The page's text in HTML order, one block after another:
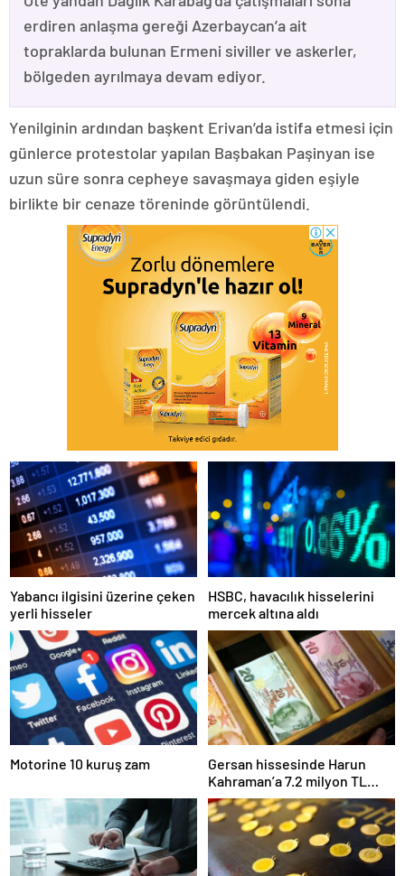
erdiren anlaşma gereği Azerbaycan’a ait
topraklarda bulunan Ermeni siviller ve askerler,
bölgeden ayrılmaya devam ediyor.
Yenilginin ardından başkent Erivan’da istifa etmesi için
günlerce protestolar yapılan Başbakan Paşinyan ise
uzun süre sonra cepheye savaşmaya giden eşiyle
birlikte bir cenaze töreninde görüntülendi.
Yabancı ilgisini üzerine çeken
yerli hisseler
HSBC, havacılık hisselerini
mercek altına aldı
Motorine 10 kuruş zam
Gersan hissesinde Harun
Kahraman’a 7.2 milyon TL
para cezası